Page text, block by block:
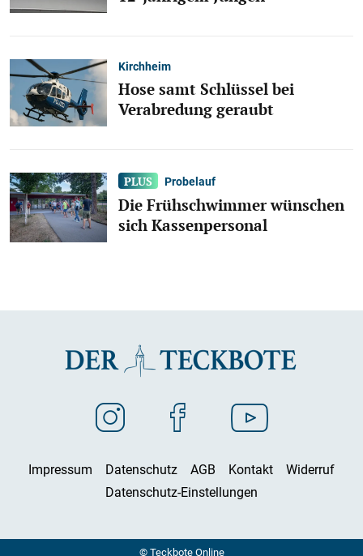
Kirchheim
Hose samt Schlüssel bei
Verabredung geraubt
Probelauf
Die Frühschwimmer wünschen
sich Kassenpersonal
Impressum Datenschutz AGB Kontakt
Widerruf
Datenschutz-Einstellungen
© Teckbote Online